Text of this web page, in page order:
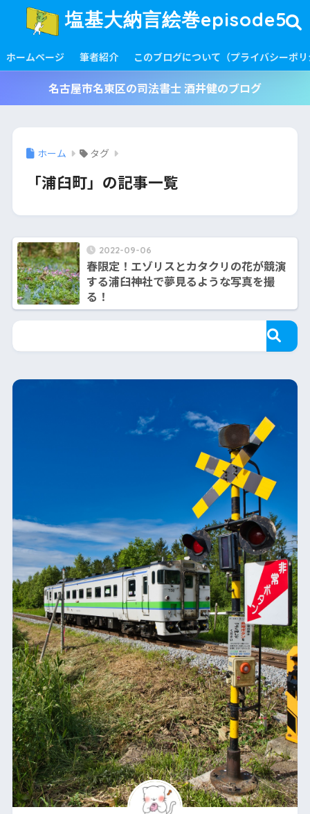
塩基大納言絵巻episode5
ホームページ 筆者紹介 このブログについて（プライバシーポ
名古屋市名東区の司法書士 酒井健のブログ
ホーム タグ
「浦臼町」の記事一覧
2022-09-06
春限定！エゾリスとカタクリの花が競演
する浦臼神社で夢見るような写真を撮
る！